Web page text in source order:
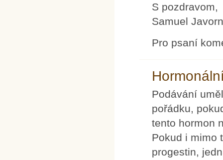
S pozdravom,
Samuel
Pro psaní
Podávání
pořádku,
tento hormon
Pokud i mimo
progestin,